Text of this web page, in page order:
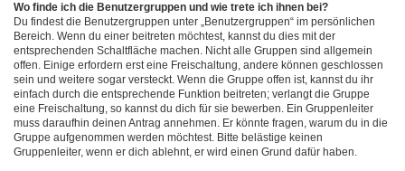
Wo finde ich die Benutzergruppen und wie trete ich ihnen bei?
Du findest die Benutzergruppen unter „Benutzergruppen“ im persönlichen
Bereich. Wenn du einer beitreten möchtest, kannst du dies mit der
entsprechenden Schaltfläche machen. Nicht alle Gruppen sind allgemein
offen. Einige erfordern erst eine Freischaltung, andere können geschlossen
sein und weitere sogar versteckt. Wenn die Gruppe offen ist, kannst du ihr
einfach durch die entsprechende Funktion beitreten; verlangt die Gruppe
eine Freischaltung, so kannst du dich für sie bewerben. Ein Gruppenleiter
muss daraufhin deinen Antrag annehmen. Er könnte fragen, warum du in die
Gruppe aufgenommen werden möchtest. Bitte belästige keinen
Gruppenleiter, wenn er dich ablehnt, er wird einen Grund dafür haben.